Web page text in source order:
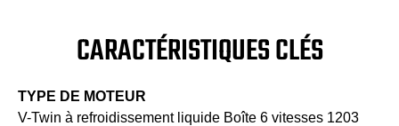
CARACTÉRISTIQUES CLÉS
TYPE DE MOTEUR
V-Twin à refroidissement liquide Boîte 6 vitesses 1203